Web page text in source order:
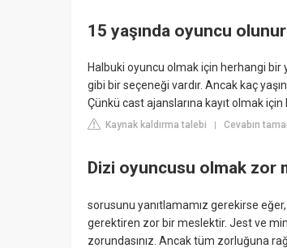
15 yaşında oyuncu
Halbuki oyuncu olmak için herhangi bir
gibi bir seçeneği vardır. Ancak kaç
Çünkü cast ajanslarına kayıt olmak
Kaynak kaldırma talebi | Cevabın
Dizi oyuncusu olmak zor
sorusunu yanıtlamamız gerekirse
gerektiren zor bir meslektir. Jest ve
zorundasınız. Ancak tüm zorluğuna